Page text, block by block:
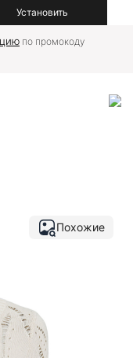
Установить
оформитьна
Похожие